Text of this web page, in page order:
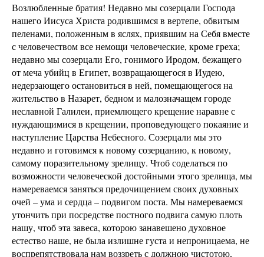
Возлюбленные братия! Недавно мы созерцали Господа
нашего Иисуса Христа родившимся в вертепе, обвитым
пеленами, положенным в яслях, приявшим на Себя вместе
с человечеством все немощи человеческие, кроме греха;
недавно мы созерцали Его, гонимого Иродом, бежащего
от меча убийц в Египет, возвращающегося в Иудею,
недерзающего остановиться в ней, помещающегося на
жительство в Назарет, бедном и малозначащем городе
неславной Галилеи, приемлющего крещение наравне с
нуждающимися в крещении, проповедующего покаяние и
наступление Царства Небесного. Созерцали мы это
недавно и готовимся к новому созерцанию, к новому,
самому поразительному зрелищу. Чтоб соделаться по
возможности человеческой достойными этого зрелища, мы
намереваемся заняться предочищением своих духовных
очей – ума и сердца – подвигом поста. Мы намереваемся
утончить при посредстве постного подвига самую плоть
нашу, чтоб эта завеса, которою занавешено духовное
естество наше, не была излишне густа и непроницаема, не
воспрепятствовала нам воззреть с должною чистотою,